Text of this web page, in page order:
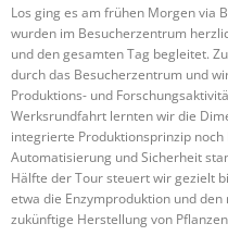
Los ging es am frühen Morgen via
wurden im Besucherzentrum
und den gesamten Tag begleitet.
durch das Besucherzentrum und
Produktions- und
Werksrundfahrt lernten wir die
integrierte Produktionsprinzip
Automatisierung und Sicherheit
Hälfte der Tour steuert wir gezielt
etwa die Enzymproduktion und
zukünftige Herstellung von